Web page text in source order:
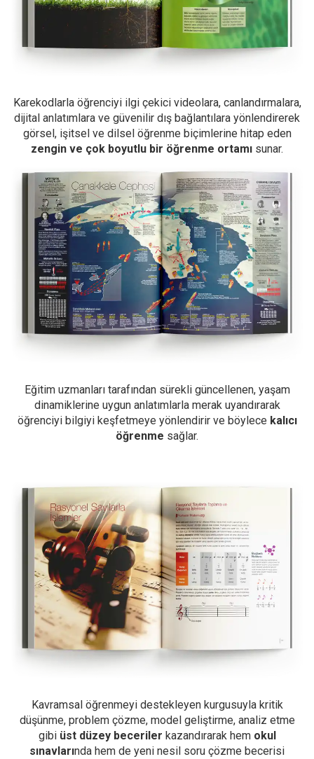
Karekodlarla öğrenciyi ilgi çekici videolara, canlandırmalara,
dijital anlatımlara ve güvenilir dış bağlantılara yönlendirerek
görsel, işitsel ve dilsel öğrenme biçimlerine hitap eden
zengin ve çok boyutlu bir öğrenme ortamı sunar.
Eğitim uzmanları tarafından sürekli güncellenen, yaşam
dinamiklerine uygun anlatımlarla merak uyandırarak
öğrenciyi bilgiyi keşfetmeye yönlendirir ve böylece kalıcı
öğrenme sağlar.
Kavramsal öğrenmeyi destekleyen kurgusuyla kritik
düşünme, problem çözme, model geliştirme, analiz etme
gibi üst düzey beceriler kazandırarak hem okul
sınavlarında hem de yeni nesil soru çözme becerisi